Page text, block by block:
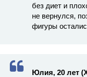
без диет и
не вернулся,
фигуры
Юлия, 20 лет